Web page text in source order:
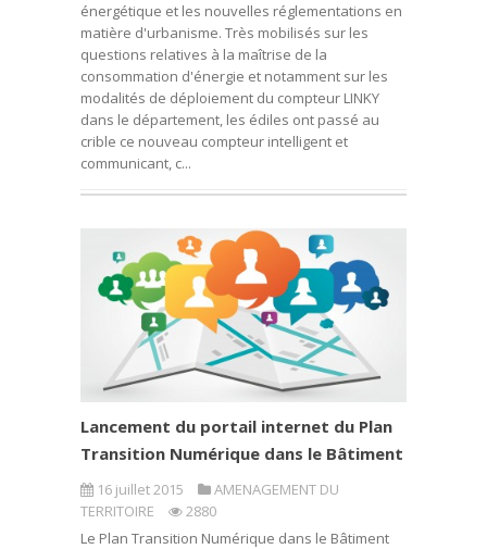
énergétique et les nouvelles réglementations en
matière d'urbanisme. Très mobilisés sur les
questions relatives à la maîtrise de la
consommation d'énergie et notamment sur les
modalités de déploiement du compteur LINKY
dans le département, les édiles ont passé au
crible ce nouveau compteur intelligent et
communicant, c...
Lancement du portail internet du Plan
Transition Numérique dans le Bâtiment
16 juillet 2015
AMENAGEMENT DU
TERRITOIRE
2880
Le Plan Transition Numérique dans le Bâtiment